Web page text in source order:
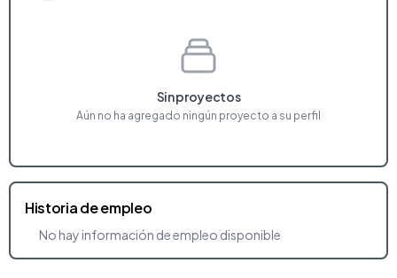
Sin proyectos
Aún no ha agregado ningún proyecto a su perfil
Historia de empleo
No hay información de empleo disponible